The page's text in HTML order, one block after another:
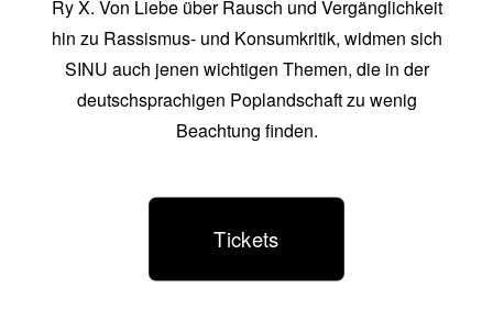
Ry X. Von Liebe über Rausch und Vergänglichkeit
hin zu Rassismus- und Konsumkritik, widmen sich
SINU auch jenen wichtigen Themen, die in der
deutschsprachigen Poplandschaft zu wenig
Beachtung finden.
Tickets